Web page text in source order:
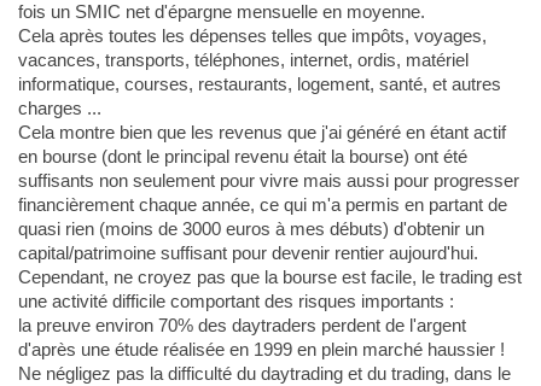
fois un SMIC net d'épargne mensuelle en moyenne.
Cela après toutes les dépenses telles que impôts, voyages,
vacances, transports, téléphones, internet, ordis, matériel
informatique, courses, restaurants, logement, santé, et autres
charges ...
Cela montre bien que les revenus que j'ai généré en étant actif
en bourse (dont le principal revenu était la bourse) ont été
suffisants non seulement pour vivre mais aussi pour progresser
financièrement chaque année, ce qui m'a permis en partant de
quasi rien (moins de 3000 euros à mes débuts) d'obtenir un
capital/patrimoine suffisant pour devenir rentier aujourd'hui.
Cependant, ne croyez pas que la bourse est facile, le trading est
une activité difficile comportant des risques importants :
la preuve environ 70% des daytraders perdent de l'argent
d'après une étude réalisée en 1999 en plein marché haussier !
Ne négligez pas la difficulté du daytrading et du trading, dans le